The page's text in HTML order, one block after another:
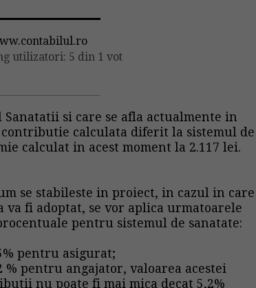
utilizatori: 5 din 1 vot
si care se afla actualmente in
calculata diferit la sistemul de
calculat in acest moment la 2.117 lei.
se stabileste in proiect, in cazul in care
va fi adoptat, se vor aplica urmatoarele
pentru sistemul de sanatate:
pentru asigurat;
pentru angajator, valoarea acestei
nu poate fi mai mica decat 5,2%